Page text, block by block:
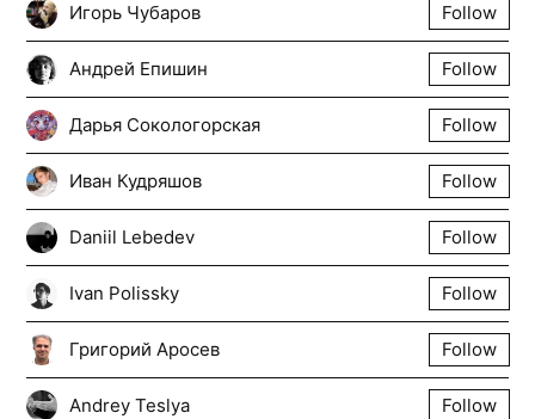
Игорь Чубаров Follow
Андрей Епишин Follow
Дарья Сокологорская Follow
Иван Кудряшов Follow
Daniil Lebedev Follow
Ivan Polissky Follow
Григорий Аросев Follow
Andrey Teslya Follow